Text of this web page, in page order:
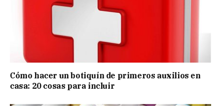
Cómo hacer un botiquín de primeros auxilios en
casa: 20 cosas para incluir